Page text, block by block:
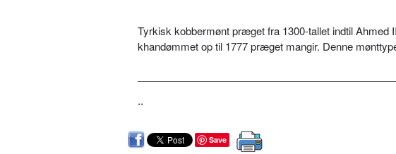
Tyrkisk kobbermønt præget fra 1300-tallet indtil Ahmed
khandømmet op til 1777 præget mangir. Denne
..
Save